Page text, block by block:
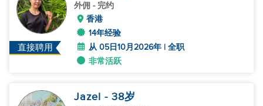
直接聘用
外佣 - 完约
香港
14年经验
从 05日10月2026年 | 全职
非常活跃
Jazel - 38岁